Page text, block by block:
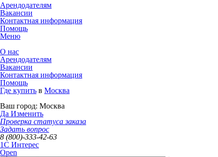
Арендодателям
Вакансии
Контактная информация
Помощь
Меню
О нас
Арендодателям
Вакансии
Контактная информация
Помощь
Где купить в Москва
Ваш город: Москва
Да Изменить
Проверка статуса заказа
Задать вопрос
8 (800)-333-42-63
1C Интерес
Open